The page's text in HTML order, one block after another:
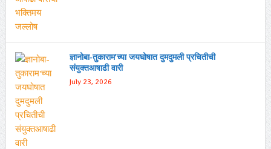
ज्ञानोबा-तुकाराम’च्या जयघोषात दुमदुमली प्रचितीची
संयुक्तआषाढी वारी
July 23, 2026